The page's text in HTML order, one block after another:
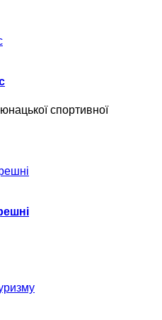
спортивної